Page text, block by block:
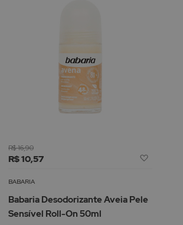
Adicionar
Lista
Desejos
R$ 10,57
R$ 16,90
BABARIA
Babaria Desodorizante Aveia Pele
Sensível Roll-On 50ml